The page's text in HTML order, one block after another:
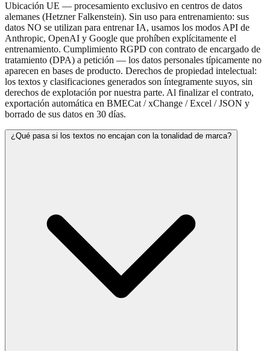
Ubicación UE — procesamiento exclusivo en centros de datos
alemanes (Hetzner Falkenstein). Sin uso para entrenamiento: sus
datos NO se utilizan para entrenar IA, usamos los modos API de
Anthropic, OpenAI y Google que prohíben explícitamente el
entrenamiento. Cumplimiento RGPD con contrato de encargado de
tratamiento (DPA) a petición — los datos personales típicamente no
aparecen en bases de producto. Derechos de propiedad intelectual:
los textos y clasificaciones generados son íntegramente suyos, sin
derechos de explotación por nuestra parte. Al finalizar el contrato,
exportación automática en BMECat / xChange / Excel / JSON y
borrado de sus datos en 30 días.
¿Qué pasa si los textos no encajan con la tonalidad de marca?